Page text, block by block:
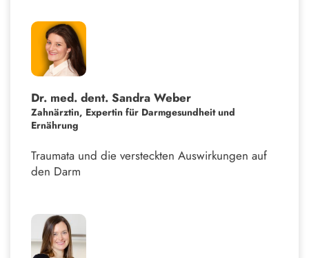
Dr. med. dent. Sandra Weber
Zahnärztin, Expertin für Darmgesundheit und
Ernährung
Traumata und die versteckten Auswirkungen auf
den Darm